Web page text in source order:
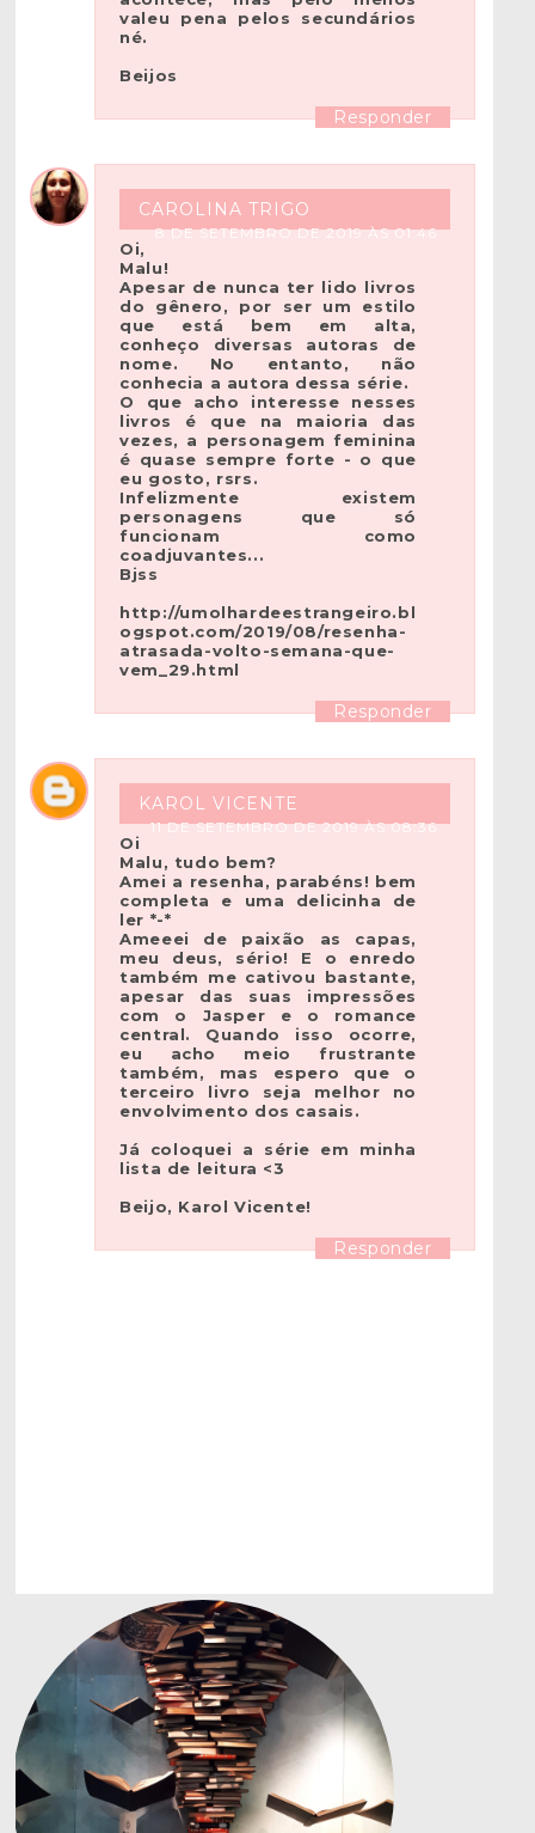
valeu pena pelos secundários
né.
Beijos
Responder
CAROLINA TRIGO
8 DE SETEMBRO DE 2019 ÀS 01:46
Oi,
Malu!
Apesar de nunca ter lido livros
do gênero, por ser um estilo
que está bem em alta,
conheço diversas autoras de
nome. No entanto, não
conhecia a autora dessa série.
O que acho interesse nesses
livros é que na maioria das
vezes, a personagem feminina
é quase sempre forte - o que
eu gosto, rsrs.
Infelizmente existem
personagens que só
funcionam como
coadjuvantes...
Bjss
http://umolhardeestrangeiro.bl
ogspot.com/2019/08/resenha-
atrasada-volto-semana-que-
vem_29.html
Responder
KAROL VICENTE
11 DE SETEMBRO DE 2019 ÀS 08:36
Oi
Malu, tudo bem?
Amei a resenha, parabéns! bem
completa e uma delicinha de
ler *-*
Ameeei de paixão as capas,
meu deus, sério! E o enredo
também me cativou bastante,
apesar das suas impressões
com o Jasper e o romance
central. Quando isso ocorre,
eu acho meio frustrante
também, mas espero que o
terceiro livro seja melhor no
envolvimento dos casais.
Já coloquei a série em minha
lista de leitura <3
Beijo, Karol Vicente!
Responder